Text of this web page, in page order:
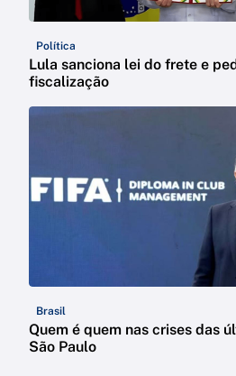
Política
Lula sanciona lei do frete e
fiscalização
Brasil
Quem é quem nas crises das
São Paulo